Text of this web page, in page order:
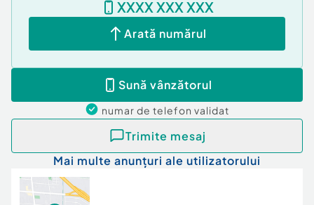
XXXX XXX XXX
Arată numărul
Sună vânzătorul
numar de telefon validat
Trimite mesaj
Mai multe anunțuri ale utilizatorului